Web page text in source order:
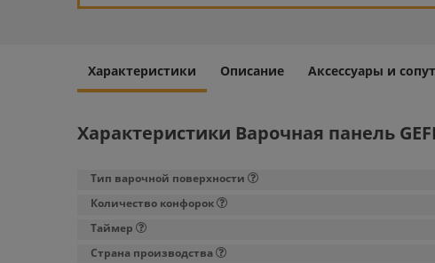
Характеристики Описание Аксессуары и
Характеристики Варочная панель
Тип варочной поверхности
Количество конфорок
Таймер
Страна производства